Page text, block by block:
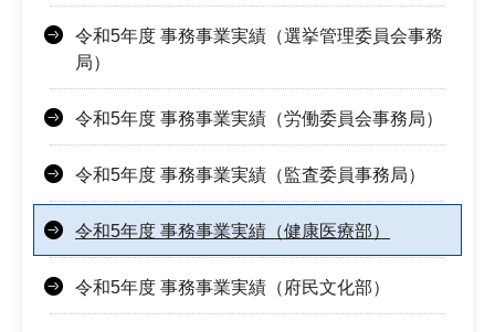
令和5年度 事務事業実績（選挙管理委員会事務
局）
令和5年度 事務事業実績（労働委員会事務局）
令和5年度 事務事業実績（監査委員事務局）
令和5年度 事務事業実績（健康医療部）
令和5年度 事務事業実績（府民文化部）